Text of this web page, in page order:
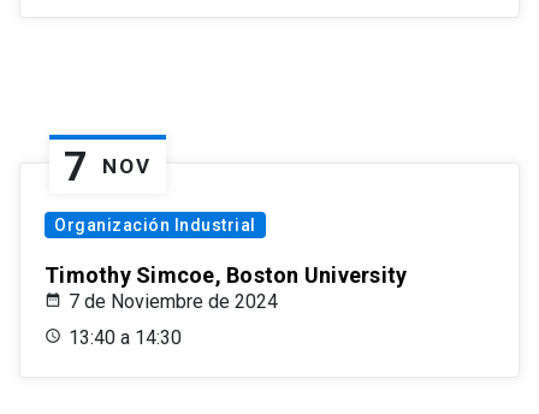
7 NOV
Organización Industrial
Timothy Simcoe, Boston University
7 de Noviembre de 2024
13:40 a 14:30